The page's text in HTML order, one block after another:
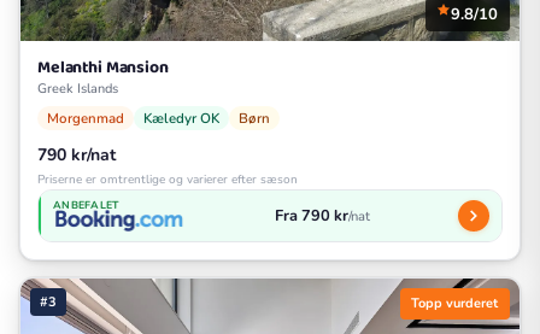
9.8/10
Melanthi Mansion
Greek Islands
Morgenmad Kæledyr OK Børn
790 kr/nat
Priserne er omtrentlige og varierer efter sæson
ANBEFALET Fra 790 kr/nat
#3 Topp vurderet